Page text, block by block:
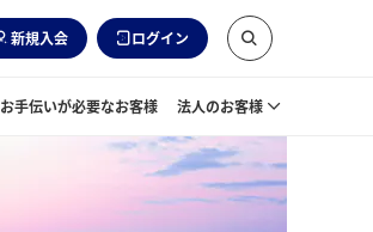
新規入会 ログイン
お手伝いが必要なお客様 法人のお客様